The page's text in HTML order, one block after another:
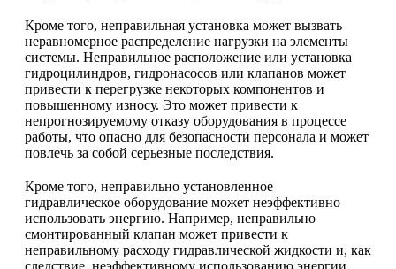
Кроме того, неправильная установка может вызвать
неравномерное распределение нагрузки на элементы
системы. Неправильное расположение или установка
гидроцилиндров, гидронасосов или клапанов может
привести к перегрузке некоторых компонентов и
повышенному износу. Это может привести к
непрогнозируемому отказу оборудования в процессе
работы, что опасно для безопасности персонала и может
повлечь за собой серьезные последствия.
Кроме того, неправильно установленное
гидравлическое оборудование может неэффективно
использовать энергию. Например, неправильно
смонтированный клапан может привести к
неправильному расходу гидравлической жидкости и, как
следствие, неэффективному использованию энергии.